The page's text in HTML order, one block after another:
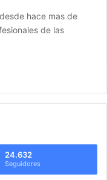
hace mas de
de las
24.632
Seguidores